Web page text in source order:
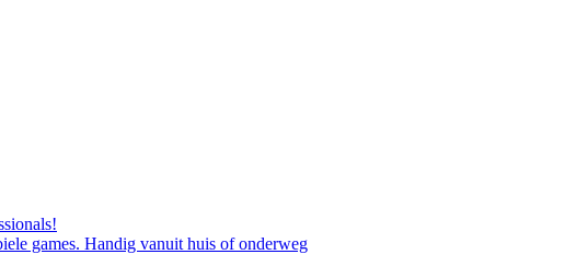
games. Handig vanuit huis of onderweg